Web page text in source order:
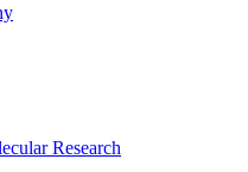
Research